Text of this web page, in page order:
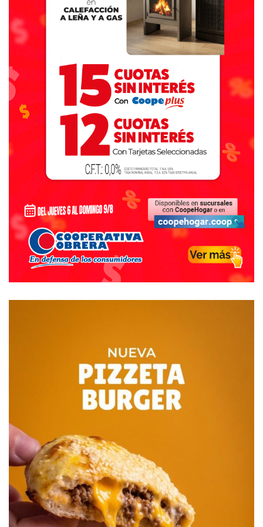
la ausencia de una balanza.
Durante la misma jornada se realizaron otros dos
allanamientos en Dorrego, aunque no se produjeron
detenciones.
Tassara, quien fue arrestado en el lugar, se negó a
declarar en las dos oportunidades (indagatoria y
ampliación) que estuvo frente al fiscal Mauricio Del Cero.
Fuentes oficiales habían informado en su momento que el
expolicía, oriundo de la ciudad de La Plata, revistó en
diferentes destinos de nuestra región.
Incluso estuvo un tiempo en la Jefatura Departamental
Bahía Blanca, hasta el momento en que pasó a retiro.
FUENTE: LA NUEVA.